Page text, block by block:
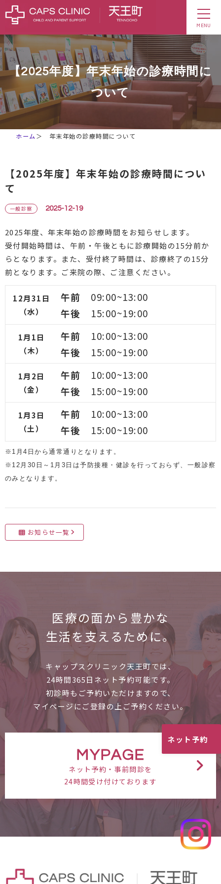
MENU
ネット予約
【2025年度】年末年始の診療時間に
ついて
ホーム ＞ 年末年始の診療時間について
【2025年度】年末年始の診療時間につい
て
一般診察 2025-12-19
2025年度、年末年始の診療時間をお知らせします。
受付開始時間は、午前・午後ともに診療開始の15分前か
らとなります。また、受付終了時間は、診療終了の15分
前となります。ご来院の際、ご注意ください。
12月31日
（水）
午前 09:00~13:00
午後 15:00~19:00
1月1日
（木）
午前 10:00~13:00
午後 15:00~19:00
1月2日
（金）
午前 10:00~13:00
午後 15:00~19:00
1月3日
（土）
午前 10:00~13:00
午後 15:00~19:00
※1月4日から通常通りとなります。
※12月30日～1月3日は予防接種・健診を行っておらず、一般診察
のみとなります。
お知らせ一覧
医療の面から 豊かな
生活を支えるために。
キャップスクリニック天王町では、
24時間365日ネット予約可能です。
初診時もご予約いただけますので、
マイページにご登録の上ご予約ください。
MYPAGE
ネット予約・事前問診を
24時間受け付けております